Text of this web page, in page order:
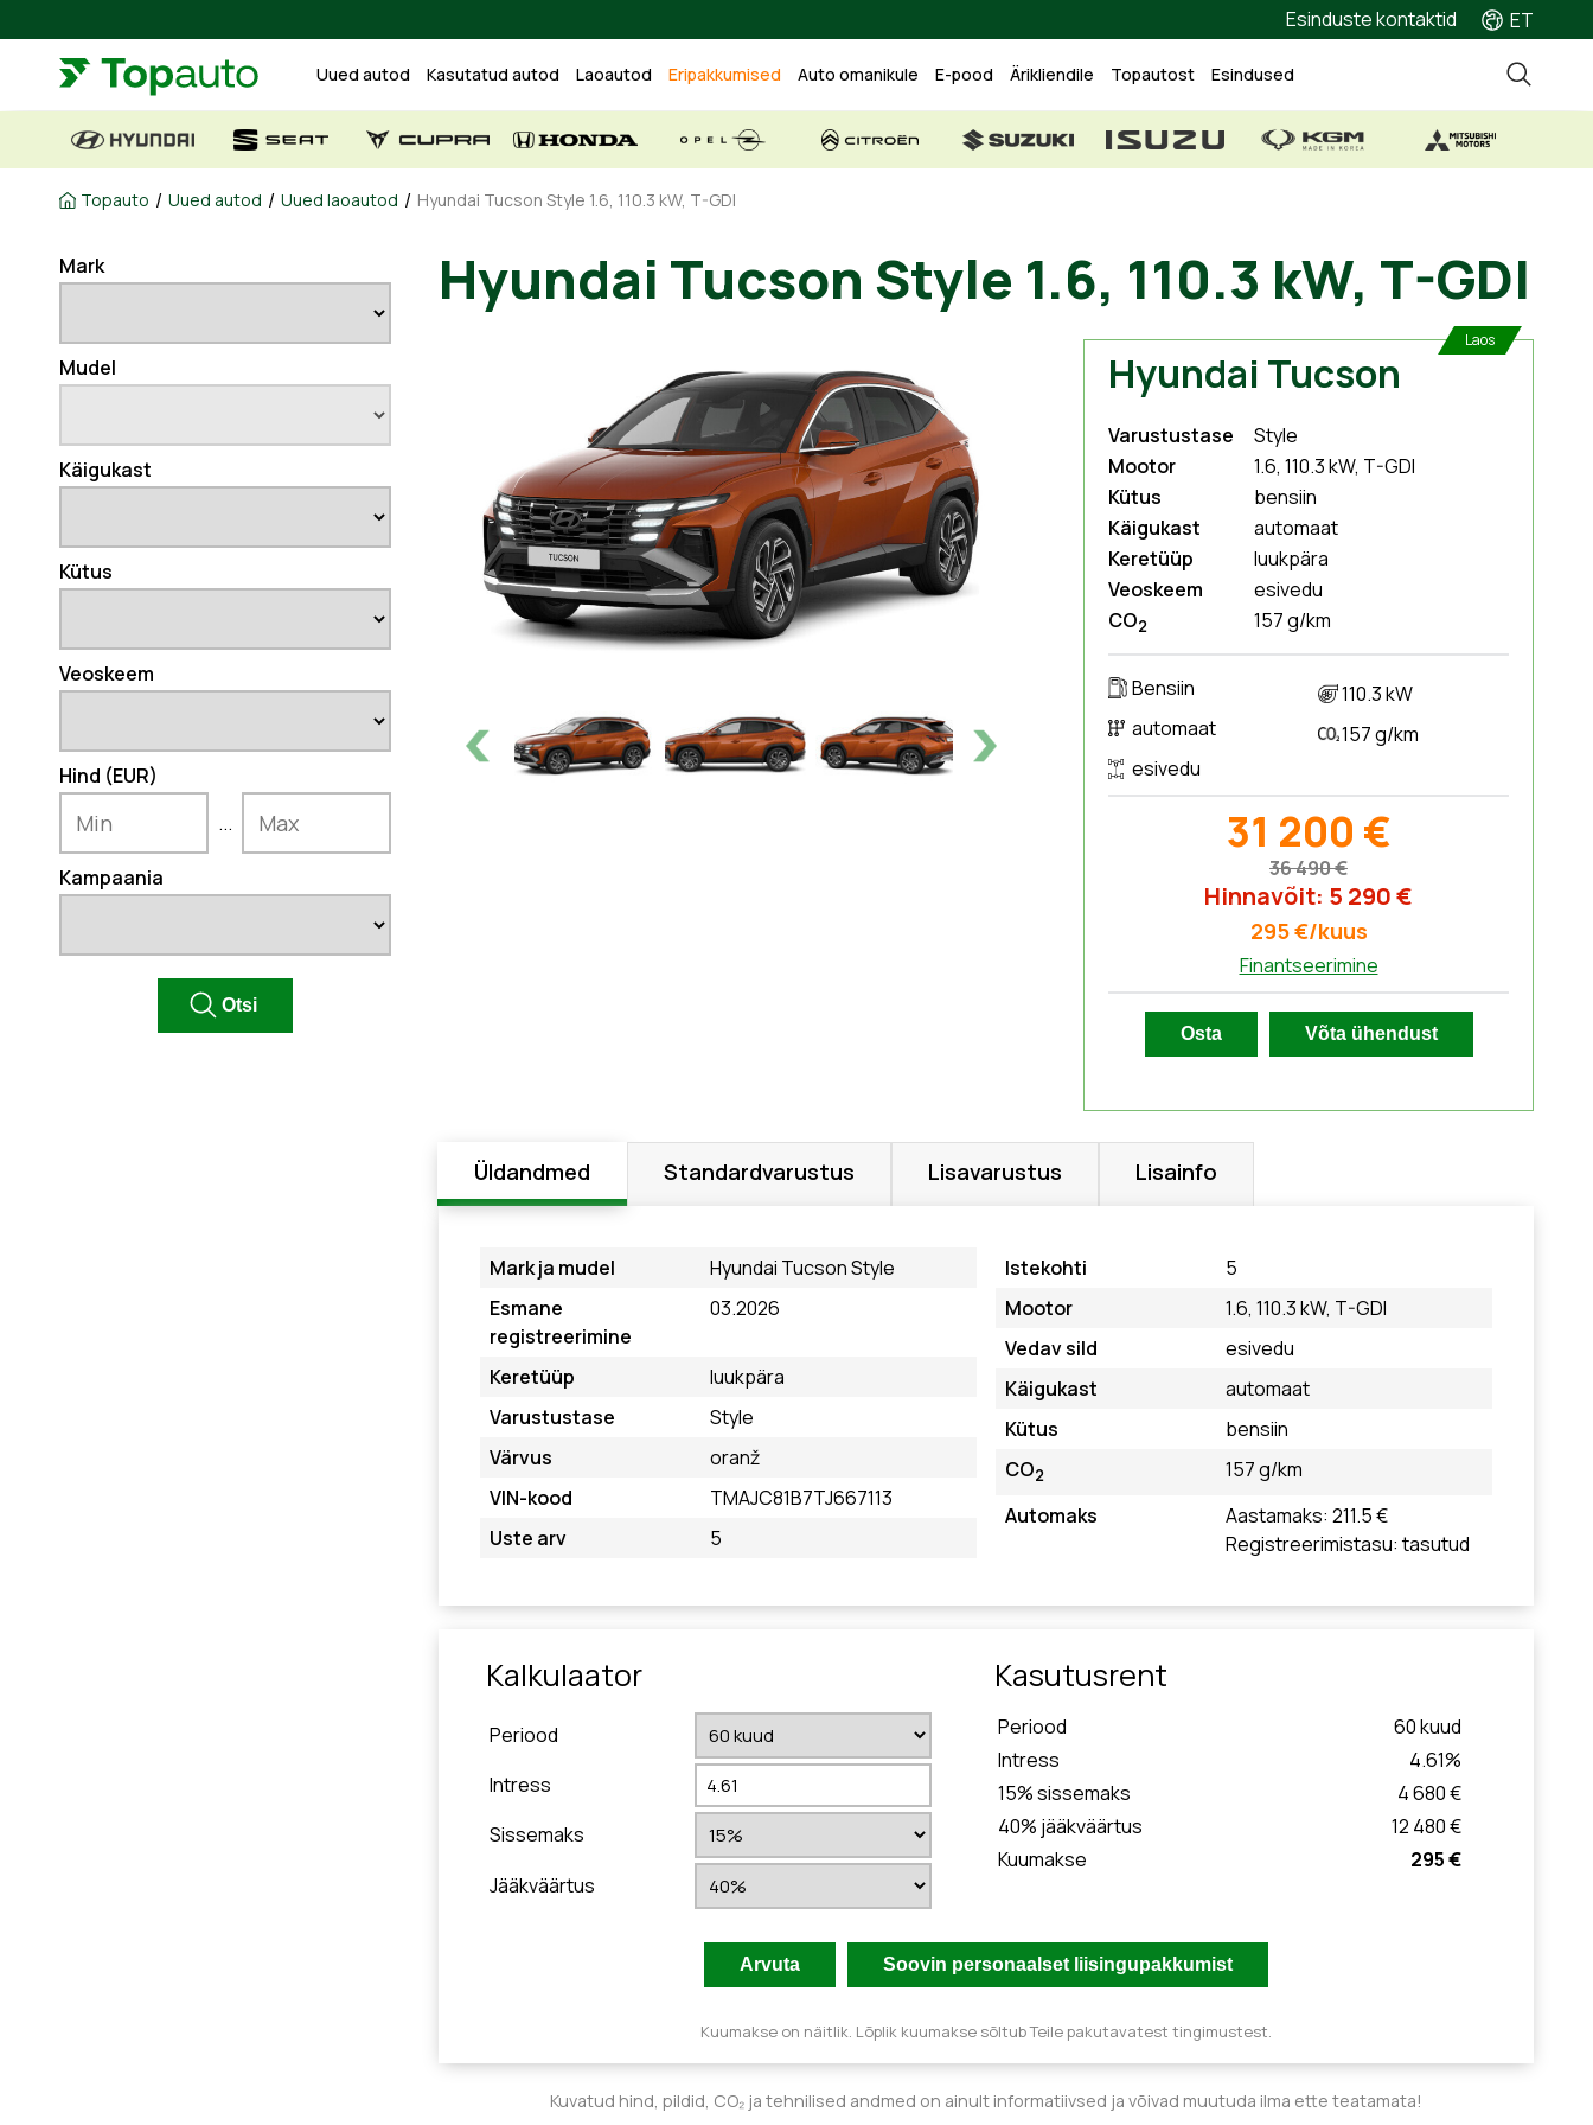
Esinduste kontaktid ET
Uued autod Kasutatud autod Laoautod Eripakkumised Auto omanikule E-pood Ärikliendile Topautost Esindused
Topauto / Uued autod / Uued laoautod / Hyundai Tucson Style 1.6, 110.3 kW, T-GDI
Mark
Mudel
Käigukast
Kütus
Veoskeem
Hind (EUR)
...
Kampaania
Hyundai Tucson Style 1.6, 110.3 kW,
Hyundai Tucson
Laos
Varustustase
Style
Mootor
1.6, 110.3 kW, T-GDI
Kütus
bensiin
Käigukast
automaat
Keretüüp
luukpära
Veoskeem
esivedu
CO2 157 g/km
Bensiin
automaat
esivedu
110.3 kW
157 g/km
31 200 €
36 490 €
Hinnavõit: 5 290 €
295 €/kuus
Finantseerimine
Üldandmed Standardvarustus Lisavarustus Lisainfo
Mark ja mudel
Hyundai Tucson Style
Esmane
registreerimine
03.2026
Keretüüp
luukpära
Varustustase
Style
Värvus
oranž
VIN-kood
TMAJC81B7TJ667113
Uste arv
5
Istekohti
5
Mootor
1.6, 110.3 kW, T-GDI
Vedav sild
esivedu
Käigukast
automaat
Kütus
bensiin
CO2
157 g/km
Automaks
Aastamaks: 211.5 €
Registreerimistasu: tasutud
Kalkulaator
Periood
Intress
Sissemaks
Jääkväärtus
Kasutusrent
Periood 60kuud
Intress
4.61%
15% sissemaks
4 680 €
40% jääkväärtus
12 480 €
Kuumakse
295 €
Kuumakse on näitlik. Lõplik kuumakse sõltub Teile pakutavatest tingimustest.
Kuvatud hind, pildid, CO₂ ja tehnilised andmed on ainult informatiivsed ja võivad muutuda ilma ette teatamata!